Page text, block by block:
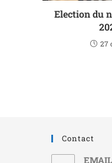
Election du
27
Contact